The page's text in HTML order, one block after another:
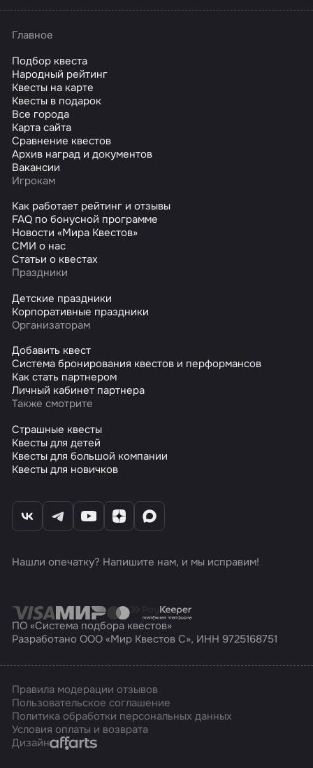
Главное
Подбор квеста
Народный рейтинг
Квесты на карте
Квесты в подарок
Все города
Карта сайта
Сравнение квестов
Архив наград и документов
Вакансии
Игрокам
Как работает рейтинг и отзывы
FAQ по бонусной программе
Новости «Мира Квестов»
СМИ о нас
Статьи о квестах
Праздники
Детские праздники
Корпоративные праздники
Организаторам
Добавить квест
Система бронирования квестов и перформансов
Как стать партнером
Личный кабинет партнера
Также смотрите
Страшные квесты
Квесты для детей
Квесты для большой компании
Квесты для новичков
Нашли опечатку? Напишите нам, и мы исправим!
ПО «Система подбора квестов»
Разработано ООО «Мир Квестов С», ИНН 9725168751
Правила модерации отзывов
Пользовательское соглашение
Политика обработки персональных данных
Условия оплаты и возврата
ДизайнAffarts